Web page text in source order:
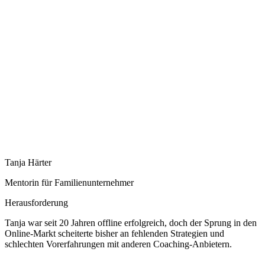
Tanja Härter
Mentorin für Familienunternehmer
Herausforderung
Tanja war seit 20 Jahren offline erfolgreich, doch der Sprung in den
Online-Markt scheiterte bisher an fehlenden Strategien und
schlechten Vorerfahrungen mit anderen Coaching-Anbietern.